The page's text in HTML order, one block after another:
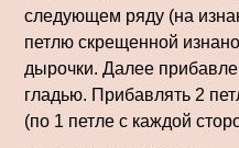
следующем ряду (на
петлю скрещенной
дырочки. Далее
гладью. Прибавлять 2
(по 1 петле с каждой